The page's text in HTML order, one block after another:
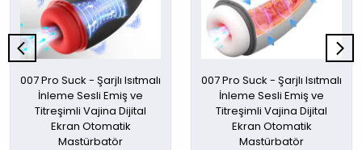
007 Pro Suck - Şarjlı Isıtmalı
İnleme Sesli Emiş ve
Titreşimli Vajina Dijital
Ekran Otomatik
Mastürbatör
007 Pro Suck - Şarjlı Isıtmalı
İnleme Sesli Emiş ve
Titreşimli Vajina Dijital
Ekran Otomatik
Mastürbatör